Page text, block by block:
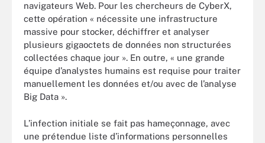
navigateurs Web. Pour les chercheurs de CyberX,
cette opération « nécessite une infrastructure
massive pour stocker, déchiffrer et analyser
plusieurs gigaoctets de données non structurées
collectées chaque jour ». En outre, « une grande
équipe d’analystes humains est requise pour traiter
manuellement les données et/ou avec de l’analyse
Big Data ».
L’infection initiale se fait pas hameçonnage, avec
une prétendue liste d’informations personnelles